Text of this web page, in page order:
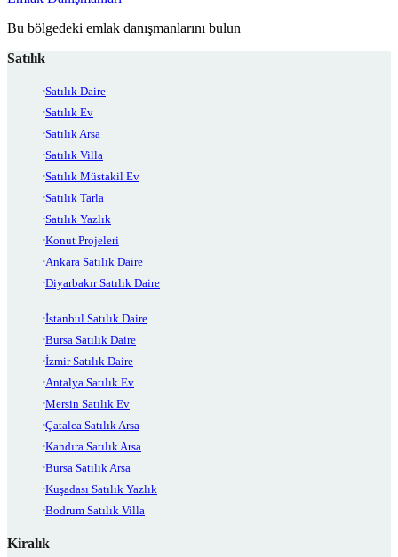
Bu bölgedeki emlak danışmanlarını bulun
Satılık
Satılık Daire
Satılık Ev
Satılık Arsa
Satılık Villa
Satılık Müstakil Ev
Satılık Tarla
Satılık Yazlık
Konut Projeleri
Ankara Satılık Daire
Diyarbakır Satılık Daire
İstanbul Satılık Daire
Bursa Satılık Daire
İzmir Satılık Daire
Antalya Satılık Ev
Mersin Satılık Ev
Çatalca Satılık Arsa
Kandıra Satılık Arsa
Bursa Satılık Arsa
Kuşadası Satılık Yazlık
Bodrum Satılık Villa
Kiralık